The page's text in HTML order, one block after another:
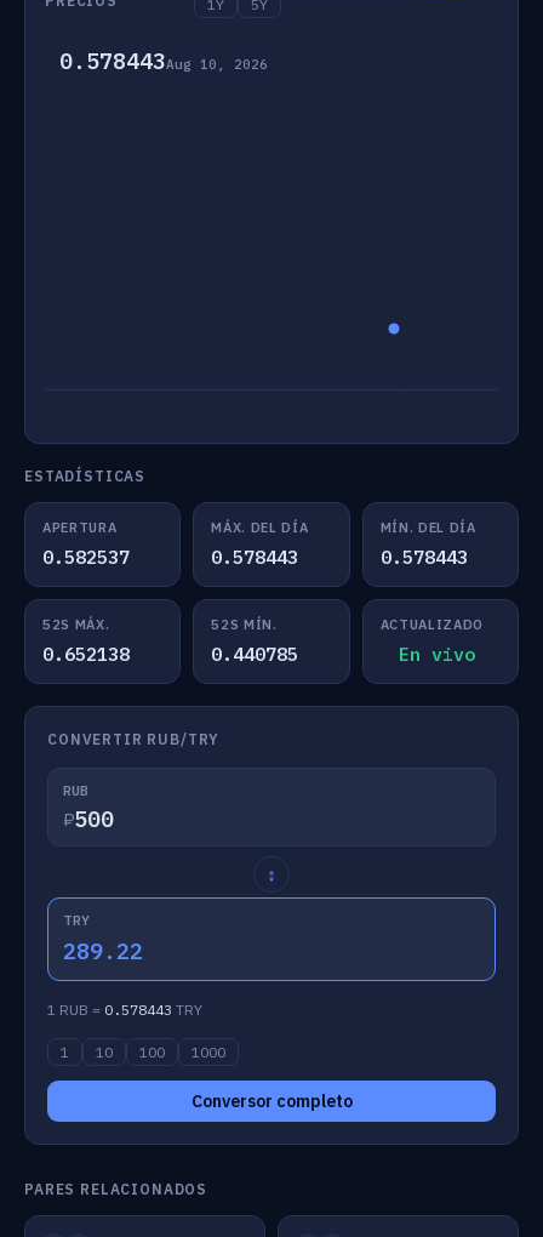
1Y
5Y
0.578443Aug 10, 2026
ESTADÍSTICAS
APERTURA
0.582537
MÁX. DEL DÍA
0.578443
MÍN. DEL DÍA
0.578443
52S MÁX.
0.652138
52S MÍN.
0.440785
ACTUALIZADO
En vivo
CONVERTIR RUB/TRY
RUB
₽
↕
TRY
289.22
1 RUB = 0.578443 TRY
1 10 100 1000
Conversor completo
PARES RELACIONADOS